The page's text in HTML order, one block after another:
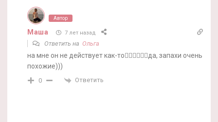
Автор
Маша 7 лет назад
Ответить на Ольга
на мне он не действует как-то🤷‍♀️🤷‍♀️🤷‍♀️да, запахи очень
похожие)))
0 Ответить